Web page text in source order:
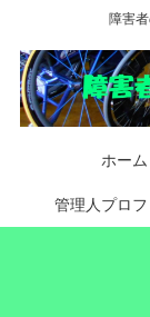
障害
ホーム
管理人プロ